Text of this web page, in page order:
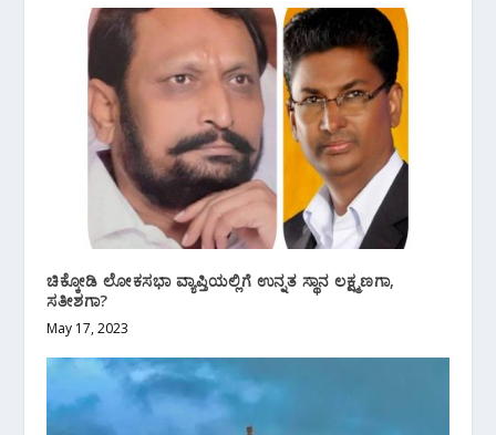
ಚಿಕ್ಕೋಡಿ ಲೋಕಸಭಾ ವ್ಯಾಪ್ತಿಯಲ್ಲಿಗೆ ಉನ್ನತ ಸ್ಥಾನ ಲಕ್ಷ್ಮಣಗಾ,
ಸತೀಶಗಾ?
May 17, 2023